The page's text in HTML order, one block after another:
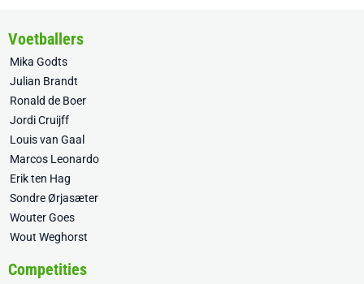
Voetballers
Mika Godts
Julian Brandt
Ronald de Boer
Jordi Cruijff
Louis van Gaal
Marcos Leonardo
Erik ten Hag
Sondre Ørjasæter
Wouter Goes
Wout Weghorst
Competities